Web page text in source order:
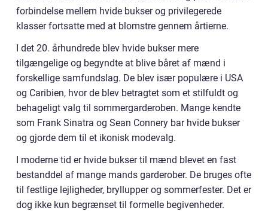
forbindelse mellem hvide bukser og privilegerede
klasser fortsatte med at blomstre gennem årtierne.
I det 20. århundrede blev hvide bukser mere
tilgængelige og begyndte at blive båret af mænd i
forskellige samfundslag. De blev især populære i USA
og Caribien, hvor de blev betragtet som et stilfuldt og
behageligt valg til sommergarderoben. Mange kendte
som Frank Sinatra og Sean Connery bar hvide bukser
og gjorde dem til et ikonisk modevalg.
I moderne tid er hvide bukser til mænd blevet en fast
bestanddel af mange mands garderober. De bruges ofte
til festlige lejligheder, bryllupper og sommerfester. Det er
dog ikke kun begrænset til formelle begivenheder.